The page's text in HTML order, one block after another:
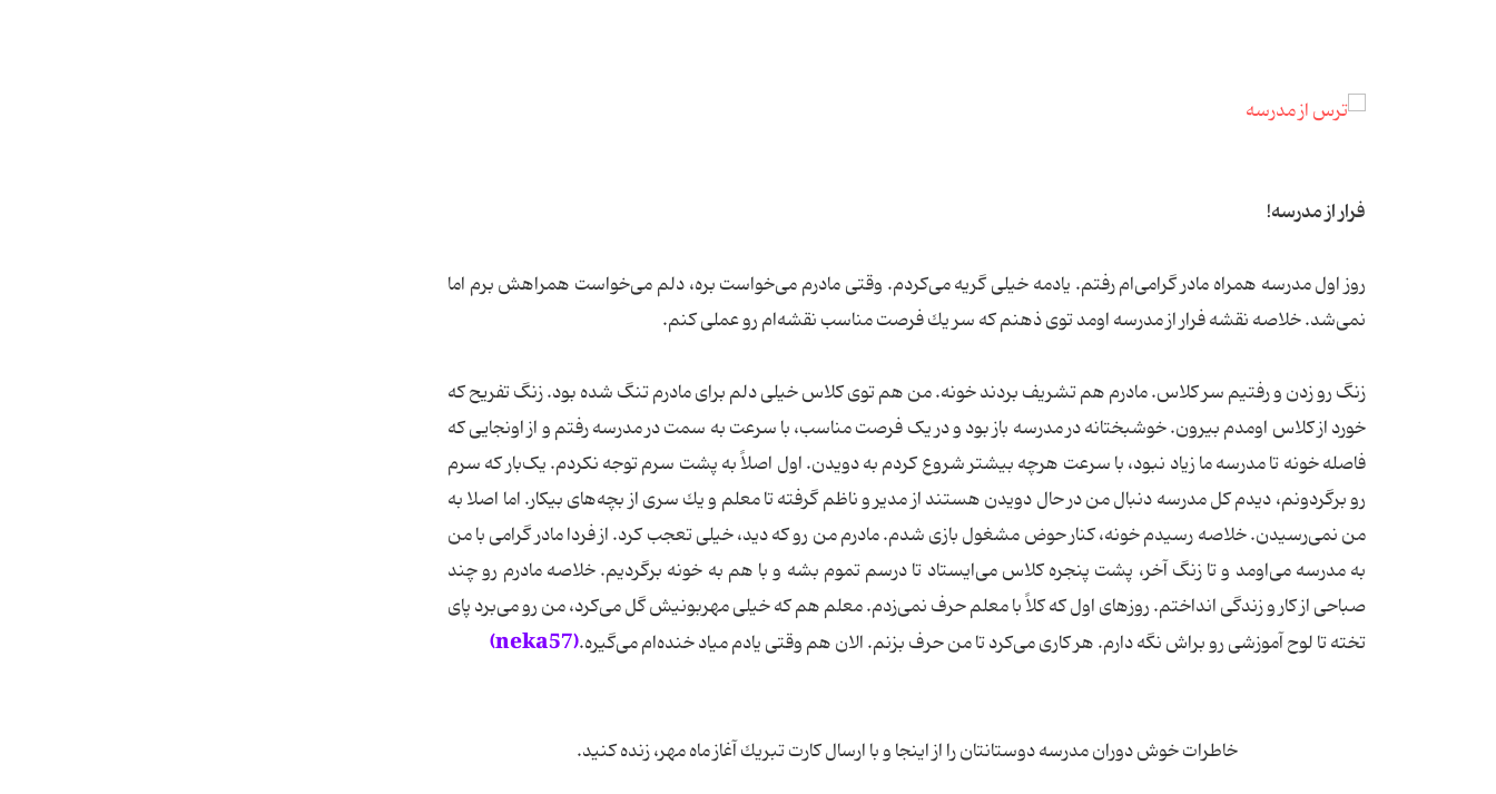
فرار از مدرسه!
روز اول مدرسه همراه مادر گرامی‌ام رفتم. یادمه خیلی گریه می‌کردم. وقتی مادرم می‌خواست بره، دلم می‌خواست همراهش برم اما
نمی‌شد. خلاصه نقشه فرار از مدرسه اومد توی ذهنم که سر یك فرصت مناسب نقشه‌ام رو عملی کنم.
زنگ رو زدن و رفتیم سر کلاس. مادرم هم تشریف بردند خونه. من هم توی کلاس خیلی دلم برای مادرم تنگ شده بود. زنگ تفریح که
خورد از کلاس اومدم بیرون. خوشبختانه در مدرسه باز بود و در یک فرصت مناسب، با سرعت به سمت در مدرسه رفتم و از اونجایی كه
فاصله خونه تا مدرسه ما زیاد نبود، با سرعت هرچه بیشتر شروع کردم به دویدن. اول اصلاً به پشت سرم توجه نکردم. یک‌بار که سرم
رو برگردونم، دیدم کل مدرسه دنبال من در حال دویدن هستند از مدیر و ناظم گرفته تا معلم و یك سری از بچه‌های بیکار. اما اصلا به
من نمی‌رسیدن. خلاصه رسیدم خونه، کنار حوض مشغول بازی شدم. مادرم من رو كه دید، خیلی تعجب کرد. از فردا مادر گرامی با من
به مدرسه می‌اومد و تا زنگ آخر، پشت پنجره کلاس می‌ایستاد تا درسم تموم بشه و با هم به خونه برگردیم. خلاصه مادرم رو چند
صباحی از کار و زندگی انداختم. روزهای اول که کلاً با معلم حرف نمی‌زدم. معلم هم که خیلی مهربونیش گل می‌کرد، من رو می‌برد پای
تخته تا لوح آموزشی رو براش نگه دارم. هر کاری می‌کرد تا من حرف بزنم. الان هم وقتی یادم میاد خنده‌ام می‌گیره.(neka57)
خاطرات خوش دوران مدرسه دوستانتان را از اینجا و با ارسال كارت تبریك آغاز ماه مهر، زنده كنید.